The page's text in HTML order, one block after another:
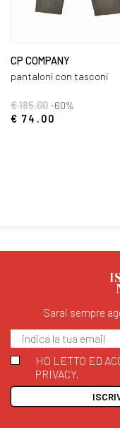
CP COMPANY
pantaloni con tasconi
€ 185.00-60%
€ 74.00
Sarai sempre
HO LETTO ED
PRIVACY.